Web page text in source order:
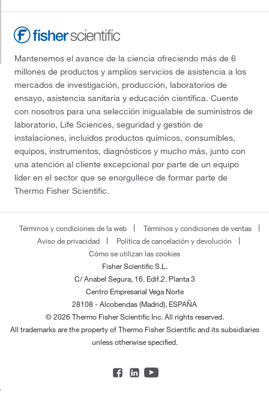
Mantenemos el avance de la ciencia ofreciendo más de 6
millones de productos y amplios servicios de asistencia a los
mercados de investigación, producción, laboratorios de
ensayo, asistencia sanitaria y educación científica. Cuente
con nosotros para una selección inigualable de suministros de
laboratorio, Life Sciences, seguridad y gestión de
instalaciones, incluidos productos químicos, consumibles,
equipos, instrumentos, diagnósticos y mucho más, junto con
una atención al cliente excepcional por parte de un equipo
líder en el sector que se enorgullece de formar parte de
Thermo Fisher Scientific.
Términos y condiciones de la web
Términos y condiciones de ventas
Aviso de privacidad
Política de cancelación y devolución
Cómo se utilizan las cookies
Fisher Scientific S.L.
C/ Anabel Segura, 16. Edif.2. Planta 3
Centro Empresarial Vega Norte
28108 - Alcobendas (Madrid), ESPAÑA
© 2026 Thermo Fisher Scientific Inc. All rights reserved.
All trademarks are the property of Thermo Fisher Scientific and its subsidiaries
unless otherwise specified.